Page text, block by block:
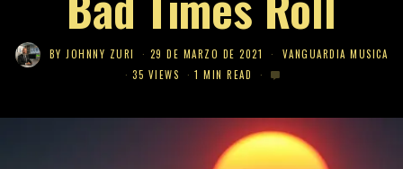
BYJOHNNY ZURI 29 DE MARZO DE 2021
VANGUARDIA MUSICA
35 VIEWS
1 MIN READ